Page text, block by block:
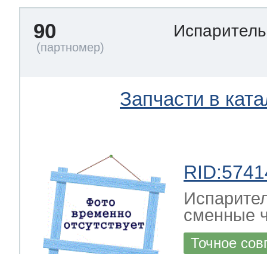
90
Запчасти в
сменные
Точное